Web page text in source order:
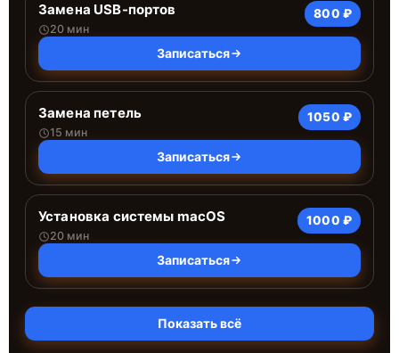
Замена USB-портов
20 мин
800 ₽
Записаться
Замена петель
15 мин
1050 ₽
Записаться
Установка системы macOS
20 мин
1000 ₽
Записаться
Показать всё